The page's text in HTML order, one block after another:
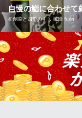
焼き鳥＆寿司食べ
個室 海鮮 居酒屋
ＪＲ川越線川越駅 徒
埼玉県川越市脇田町11-3
自慢の鮨に合わせて
和創菜と四季のすし 風凛 furin
美味い料理には美味し
ら自慢の鮨に合わせて
話が弾む楽しいひとと
好みの地酒と料理との